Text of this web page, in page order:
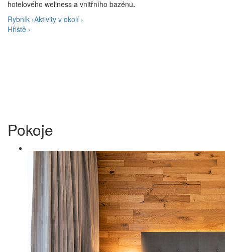
hotelového wellness a vnitřního bazénu.
Rybník ›Aktivity v okolí ›
Hřiště ›
Pokoje